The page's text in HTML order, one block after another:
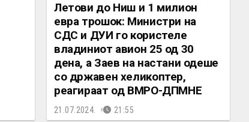
Летови до Ниш и 1 милион
евра трошок: Министри на
СДС и ДУИ го користеле
владиниот авион 25 од 30
дена, а Заев на настани одеше
со државен хеликоптер,
реагираат од ВМРО-ДПМНЕ
21.07.2024. 21:55